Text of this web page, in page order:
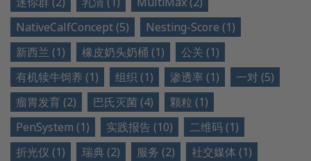
NativeCalfConcept (5)
Nesting-Score (1)
新西兰 (1)
橡皮奶头奶桶 (1)
公关 (1)
有机犊牛饲养 (1)
组织 (1) 渗透率 (1)
一对 (5)
瘤胃发育 (2)
巴氏灭菌 (4)
颗粒 (1)
PenSystem (1)
实践报告 (10)
二维码 (1)
折光仪 (1)
瑞典 (2) 服务 (2)
社交媒体 (1)